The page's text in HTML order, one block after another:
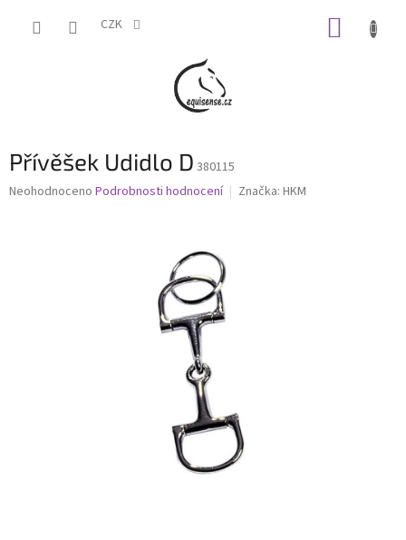
CZK
Přívěšek Udidlo D 380115
Průměrné
Neohodnoceno Podrobnosti hodnocení Značka: HKM